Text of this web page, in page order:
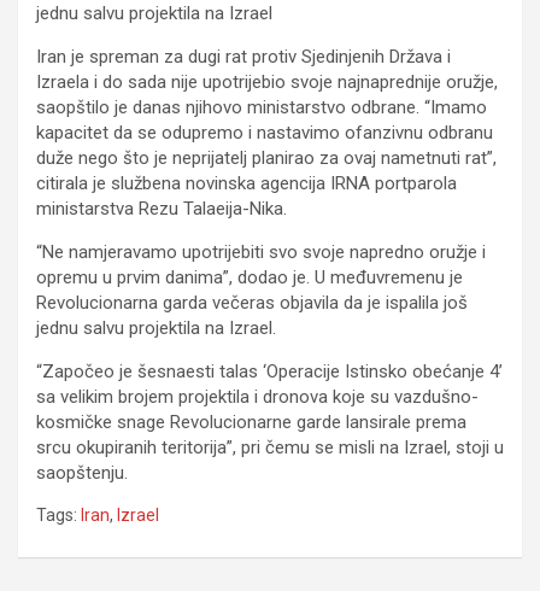
jednu salvu projektila na Izrael
Iran je spreman za dugi rat protiv Sjedinjenih Država i
Izraela i do sada nije upotrijebio svoje najnaprednije oružje,
saopštilo je danas njihovo ministarstvo odbrane. “Imamo
kapacitet da se odupremo i nastavimo ofanzivnu odbranu
duže nego što je neprijatelj planirao za ovaj nametnuti rat”,
citirala je službena novinska agencija IRNA portparola
ministarstva Rezu Talaeija-Nika.
“Ne namjeravamo upotrijebiti svo svoje napredno oružje i
opremu u prvim danima”, dodao je. U međuvremenu je
Revolucionarna garda večeras objavila da je ispalila još
jednu salvu projektila na Izrael.
“Započeo je šesnaesti talas ‘Operacije Istinsko obećanje 4’
sa velikim brojem projektila i dronova koje su vazdušno-
kosmičke snage Revolucionarne garde lansirale prema
srcu okupiranih teritorija”, pri čemu se misli na Izrael, stoji u
saopštenju.
Tags: Iran, Izrael